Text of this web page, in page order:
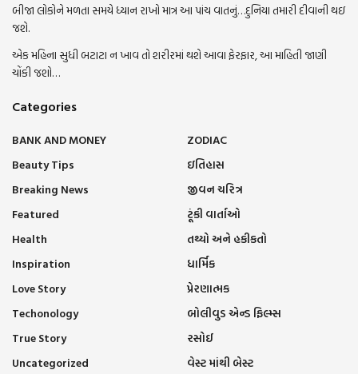
બીજા લોકોને મળતા સમયે ધ્યાન રાખો માત્ર આ પાંચ વાતનું…દુનિયા તમારી દીવાની થઇ
જશે.
એક મહિના સુધી બટાટા ન ખાવ તો શરીરમાં થશે આવા ફેરફાર, આ માહિતી જાણી
ચોંકી જશો…
Categories
BANK AND MONEY
Beauty Tips
Breaking News
Featured
Health
Inspiration
Love Story
Techonology
True Story
Uncategorized
ZODIAC
ઇતિહાસ
જીવન ચરિત્ર
ટૂંકી વાર્તાઓ
તથ્યો અને હકીકતો
ધાર્મિક
પ્રેરણાત્મક
બોલીવુડ એન્ડ ફિલ્મ્સ
રસોઈ
વેસ્ટ માંથી બેસ્ટ